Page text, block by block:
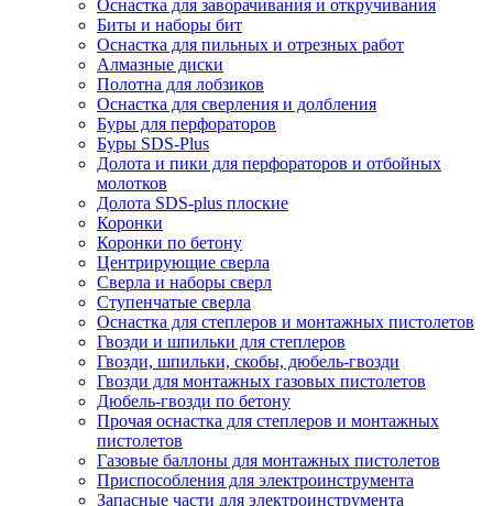
Оснастка для заворачивания и откручивания
Биты и наборы бит
Оснастка для пильных и отрезных работ
Алмазные диски
Полотна для лобзиков
Оснастка для сверления и долбления
Буры для перфораторов
Буры SDS-Plus
Долота и пики для перфораторов и отбойных
молотков
Долота SDS-plus плоские
Коронки
Коронки по бетону
Центрирующие сверла
Сверла и наборы сверл
Ступенчатые сверла
Оснастка для степлеров и монтажных пистолетов
Гвозди и шпильки для степлеров
Гвозди, шпильки, скобы, дюбель-гвозди
Гвозди для монтажных газовых пистолетов
Дюбель-гвозди по бетону
Прочая оснастка для степлеров и монтажных
пистолетов
Газовые баллоны для монтажных пистолетов
Приспособления для электроинструмента
Запасные части для электроинструмента